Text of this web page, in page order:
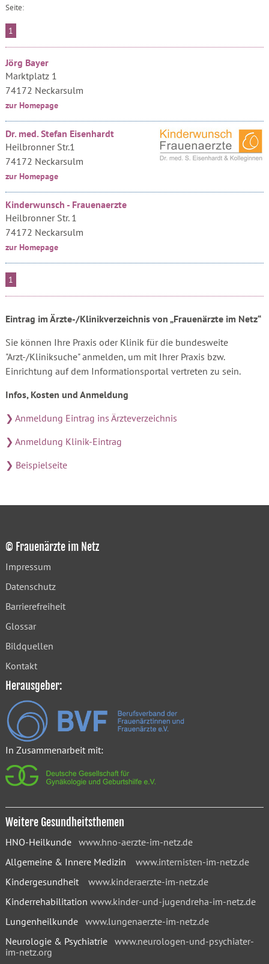
Seite:
1
Jörg Bayer
Marktplatz 1
74172 Neckarsulm
zur Homepage
Dr. med. Stefan Eisenhardt
Heilbronner Str.1
74172 Neckarsulm
zur Homepage
Kinderwunsch - Frauenaerzte
Heilbronner Str. 1
74172 Neckarsulm
zur Homepage
1
Eintrag im Ärzte-/Klinikverzeichnis von „Frauenärzte im Netz“
Sie können Ihre Praxis oder Klinik für die bundesweite
"Arzt-/Kliniksuche" anmelden, um mit Ihrer Praxis bzw.
Einrichtung auf dem Informationsportal vertreten zu sein.
Infos, Kosten und Anmeldung
❯ Anmeldung Eintrag ins Ärzteverzeichnis
❯ Anmeldung Klinik-Eintrag
❯ Beispielseite
© Frauenärzte im Netz
Impressum
Datenschutz
Barrierefreiheit
Glossar
Bildquellen
Kontakt
Herausgeber:
In Zusammenarbeit mit:
Weitere Gesundheitsthemen
HNO-Heilkunde www.hno-aerzte-im-netz.de
Allgemeine & Innere Medizin www.internisten-im-netz.de
Kindergesundheit www.kinderaerzte-im-netz.de
Kinderrehabilitation www.kinder-und-jugendreha-im-netz.de
Lungenheilkunde www.lungenaerzte-im-netz.de
Neurologie & Psychiatrie www.neurologen-und-psychiater-
im-netz.org